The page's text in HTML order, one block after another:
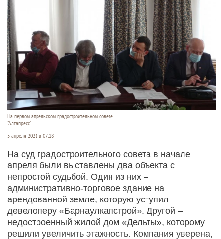
На первом апрельском градостроительном совете.
"Алтапресс".
5 апреля 2021 в 07:18
На суд градостроительного совета в начале
апреля были выставлены два объекта с
непростой судьбой. Один из них –
административно-торговое здание на
арендованной земле, которую уступил
девелоперу «Барнаулкапстрой». Другой –
недостроенный жилой дом «Дельты», которому
решили увеличить этажность. Компания уверена,